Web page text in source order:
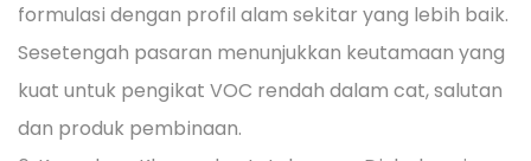
formulasi dengan profil alam sekitar yang lebih baik.
Sesetengah pasaran menunjukkan keutamaan yang
kuat untuk pengikat VOC rendah dalam cat, salutan
dan produk pembinaan.